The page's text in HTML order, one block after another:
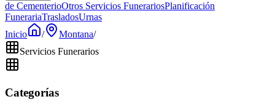
de CementerioOtros Servicios FunerariosPlanificación
FunerariaTrasladosUrnas
Inicio
/ Montana/
Servicios Funerarios
Categorías